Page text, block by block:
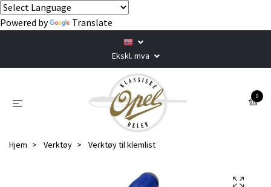
Powered by Translate
Ekskl. mva
0
Hjem Verktøy Verktøy til klemlist